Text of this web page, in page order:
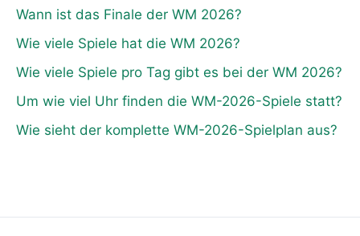
Wann ist das Finale der WM 2026?
Wie viele Spiele hat die WM 2026?
Wie viele Spiele pro Tag gibt es bei der WM 2026?
Um wie viel Uhr finden die WM-2026-Spiele statt?
Wie sieht der komplette WM-2026-Spielplan aus?